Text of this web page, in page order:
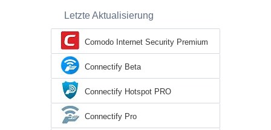
Letzte Aktualisierung
Comodo Internet Security Premium
Connectify Beta
Connectify Hotspot PRO
Connectify Pro